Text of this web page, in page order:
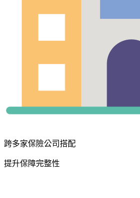
跨多家保險公司搭配
提升保障完整性